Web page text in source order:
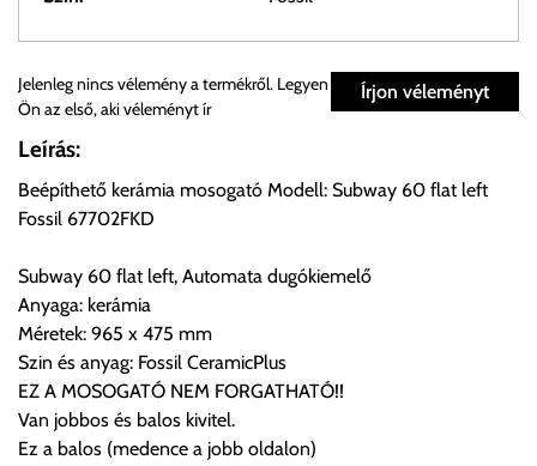
Személyes átvétel:
Önnek lehetősége van rendelését a beérkezést követően
ingyenesen átvenni Budapesti Cégcsoportunk Stúdiójában
előre egyeztetett időpontban.
Szállítási díjak:
Az oldalunkon rendelés esetén, amennyiben szállítást is kér,
úgy esetenként több lehetőséget ajánl fel a program. Kérjük, a
vásárolt árú figyelembevételével az önnek megfelelő szállítási
költséget válassza ki.
Írjon véleményt
Jelenleg nincs vélemény a termékről. Legyen
Ön az első, aki véleményt ír
Leírás:
Beépíthető kerámia mosogató Modell: Subway 60 flat left
Fossil 67702FKD
Subway 60 flat left, Automata dugókiemelő
Anyaga: kerámia
Méretek: 965 x 475 mm
Szin és anyag: Fossil CeramicPlus
EZ A MOSOGATÓ NEM FORGATHATÓ!!
Van jobbos és balos kivitel.
Ez a balos (medence a jobb oldalon)